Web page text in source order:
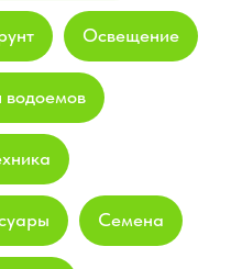
Освещение
Семена